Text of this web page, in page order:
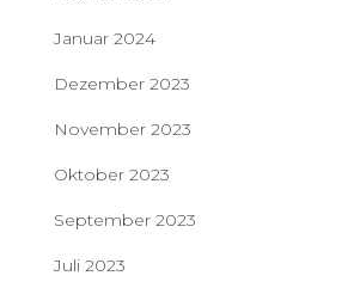
Januar 2024
Dezember 2023
November 2023
Oktober 2023
September 2023
Juli 2023